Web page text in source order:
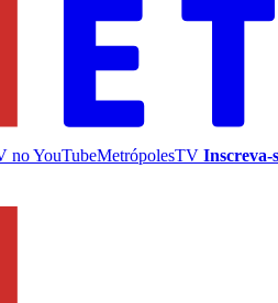
noYouTubeMetrópolesTV Inscreva-